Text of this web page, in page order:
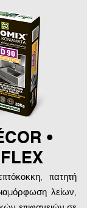
•
πατητή
λείων,